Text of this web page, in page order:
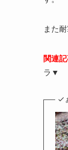
また
関連
ラ▼